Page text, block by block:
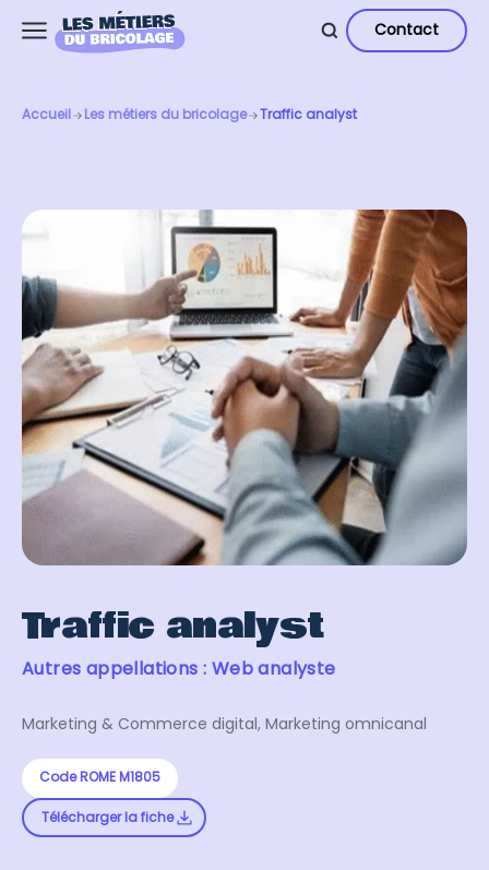
Contact
Accueil Les métiers du bricolage Traffic analyst
Traffic analyst
Autres appellations : Web analyste
Marketing & Commerce digital, Marketing omnicanal
Code ROME M1805
Télécharger la fiche